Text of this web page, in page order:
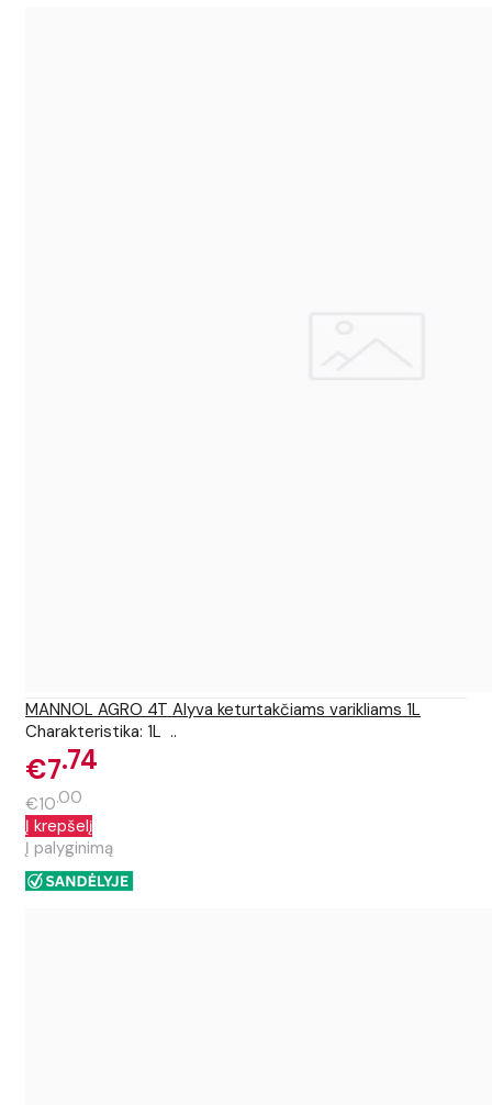
MANNOL AGRO 4T Alyva keturtakčiams varikliams 1L
Charakteristika: 1L ..
€7 74
€10 00
Į krepšelį
Į palyginimą